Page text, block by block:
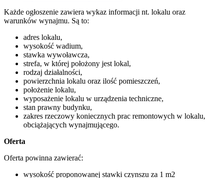
Każde ogłoszenie zawiera wykaz informacji nt. lokalu oraz
warunków wynajmu. Są to:
adres lokalu,
wysokość wadium,
stawka wywoławcza,
strefa, w której położony jest lokal,
rodzaj działalności,
powierzchnia lokalu oraz ilość pomieszczeń,
położenie lokalu,
wyposażenie lokalu w urządzenia techniczne,
stan prawny budynku,
zakres rzeczowy koniecznych prac remontowych w lokalu,
obciążających wynajmującego.
Oferta
Oferta powinna zawierać:
wysokość proponowanej stawki czynszu za 1 m2